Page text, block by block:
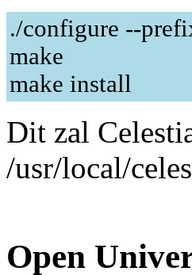
./configure --
make
make install
Dit zal
/usr/local/
Open